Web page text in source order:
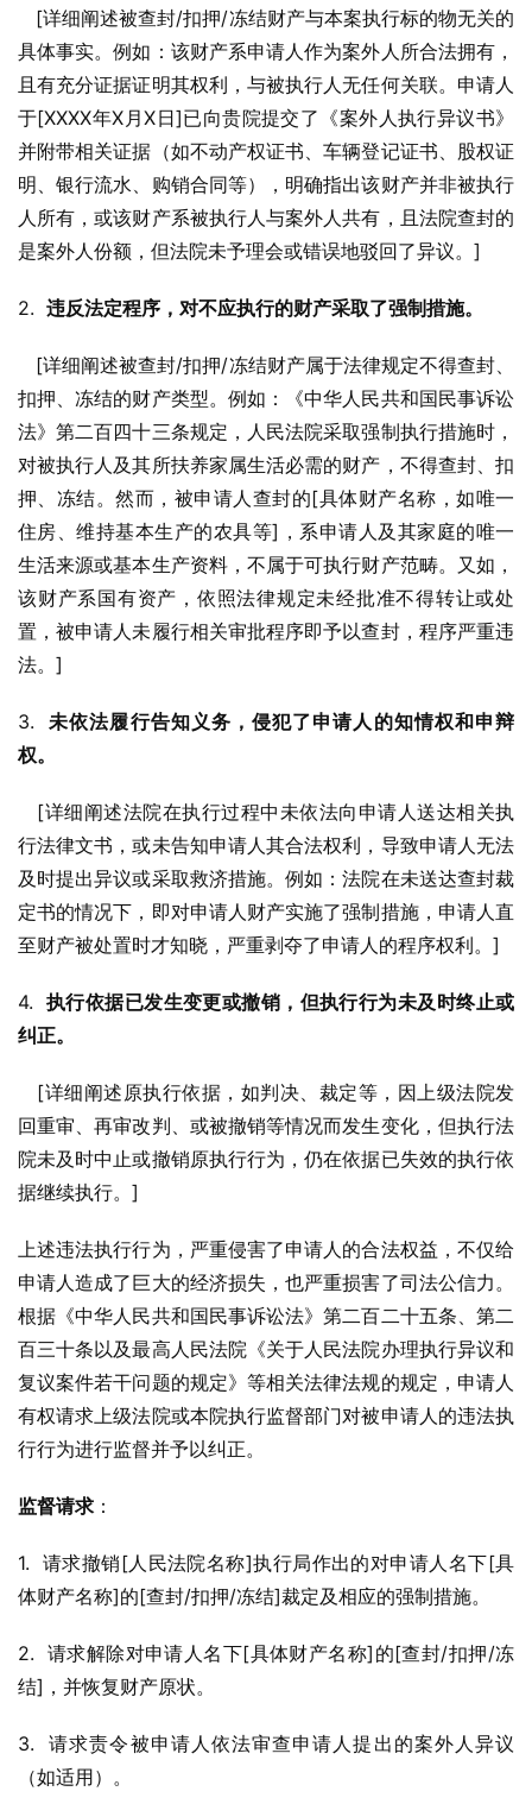
具体事实。例如：该财产系申请人作为案外人所合法拥有，
且有充分证据证明其权利，与被执行人无任何关联。申请人
于[XXXX年X月X日]已向贵院提交了《案外人执行异议书》
并附带相关证据（如不动产权证书、车辆登记证书、股权证
明、银行流水、购销合同等），明确指出该财产并非被执行
人所有，或该财产系被执行人与案外人共有，且法院查封的
是案外人份额，但法院未予理会或错误地驳回了异议。]
2. 违反法定程序，对不应执行的财产采取了强制措施。
扣押、冻结的财产类型。例如：《中华人民共和国民事诉讼
法》第二百四十三条规定，人民法院采取强制执行措施时，
对被执行人及其所扶养家属生活必需的财产，不得查封、扣
押、冻结。然而，被申请人查封的[具体财产名称，如唯一
住房、维持基本生产的农具等]，系申请人及其家庭的唯一
生活来源或基本生产资料，不属于可执行财产范畴。又如，
该财产系国有资产，依照法律规定未经批准不得转让或处
置，被申请人未履行相关审批程序即予以查封，程序严重违
法。]
3. 未依法履行告知义务，侵犯了申请人的知情权和申辩
权。
行法律文书，或未告知申请人其合法权利，导致申请人无法
及时提出异议或采取救济措施。例如：法院在未送达查封裁
定书的情况下，即对申请人财产实施了强制措施，申请人直
至财产被处置时才知晓，严重剥夺了申请人的程序权利。]
4. 执行依据已发生变更或撤销，但执行行为未及时终止或
纠正。
回重审、再审改判、或被撤销等情况而发生变化，但执行法
院未及时中止或撤销原执行行为，仍在依据已失效的执行依
据继续执行。]
上述违法执行行为，严重侵害了申请人的合法权益，不仅给
申请人造成了巨大的经济损失，也严重损害了司法公信力。
根据《中华人民共和国民事诉讼法》第二百二十五条、第二
百三十条以及最高人民法院《关于人民法院办理执行异议和
复议案件若干问题的规定》等相关法律法规的规定，申请人
有权请求上级法院或本院执行监督部门对被申请人的违法执
行行为进行监督并予以纠正。
监督请求：
1.  请求撤销[人民法院名称]执行局作出的对申请人名下[具
体财产名称]的[查封/扣押/冻结]裁定及相应的强制措施。
2.  请求解除对申请人名下[具体财产名称]的[查封/扣押/冻
结]，并恢复财产原状。
3.  请求责令被申请人依法审查申请人提出的案外人异议
（如适用）。